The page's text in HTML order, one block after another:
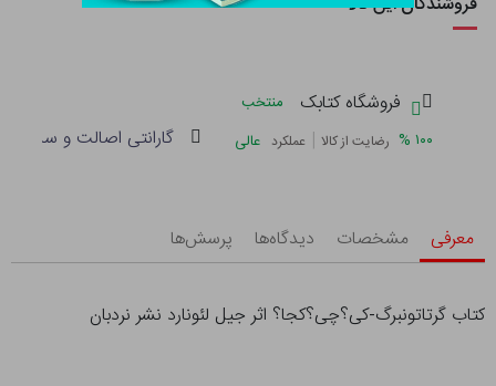
فروشگاه کتابک
منتخب
۱۰۰ % رضایت از کالا | عملکرد عالی گارانتی اصالت و سلامت
معرفی مشخصات دیدگاه‌ها پرسش‌ها
کتاب گرتاتونبرگ-کی؟چی؟کجا؟ اثر جیل لئونارد نشر نردبان